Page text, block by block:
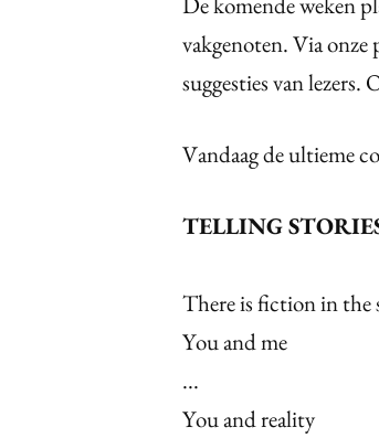
vakgenoten. Via onze
suggesties van
Vandaag de ultieme
TELLING
There is fiction in the
You and me
...
You and reality